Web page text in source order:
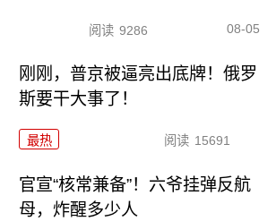
阅读 9286 08-05
刚刚，普京被逼亮出底牌！俄罗
斯要干大事了！
最热 阅读 15691
官宣“核常兼备”！六爷挂弹反航
母，炸醒多少人